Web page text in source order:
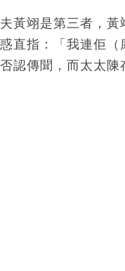
黃翊是第三者，黃
直指：「我連佢（
認傳聞，而太太陳